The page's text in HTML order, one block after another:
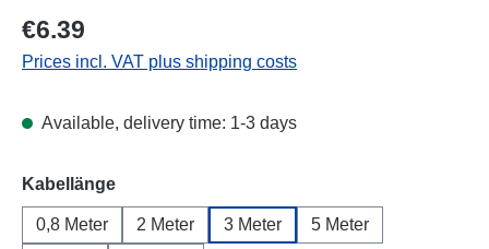
Regular price:
€6.39
Prices incl. VAT plus shipping costs
Available, delivery time: 1-3 days
Select
Kabellänge
0,8 Meter 2 Meter 3 Meter
5 Meter